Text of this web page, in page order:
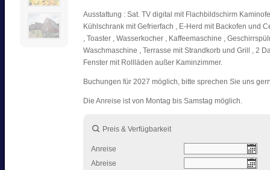
Ausstattung : Sat. TV digital mit Flachbildschirm
Kühlschrank mit Gefrierfach , E-Herd mit Backofen und
, Toaster , Wasserkocher , Kaffeemaschine ,
Waschmaschine , Terrasse mit Strandkorb und Grill , 2
Fenster mit Rollläden außer Kaminzimmer.
Buchungen für 2027 möglich, bitte sprechen Sie uns
Die Anreise ist von Montag bis Samstag möglich.
Preis & Verfügbarkeit
Anreise
Abreise